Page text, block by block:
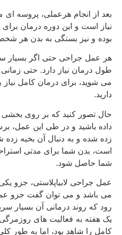
بعد از انجام هرعملی، پروسه
نیاز است و این دوره درمان برای
بوده و نیز بستگی به بدن هر شخصی
هر عمل جراحی حتی اگر بسیار
طول درمان نیاز دارد. حتی زمانی
می شوید، برای درمان کامل نیاز
دارید.
حال تصور کنید که بر روی بخشی
داده باشید و در طی این عمل،
زده شده و به دنبال آن بخیه زده
است، بدن شما برای مدتی استراحت
شما حاصل شود.
عمل جراحی لابیاپلاستی، جزو
می باشد و می توان گفت جزو
رود که روند درمانی آن بسیار سریع
یک هفته به فعالیت های روزمرگی
کامل را شاهد بود، اما به طور کلی